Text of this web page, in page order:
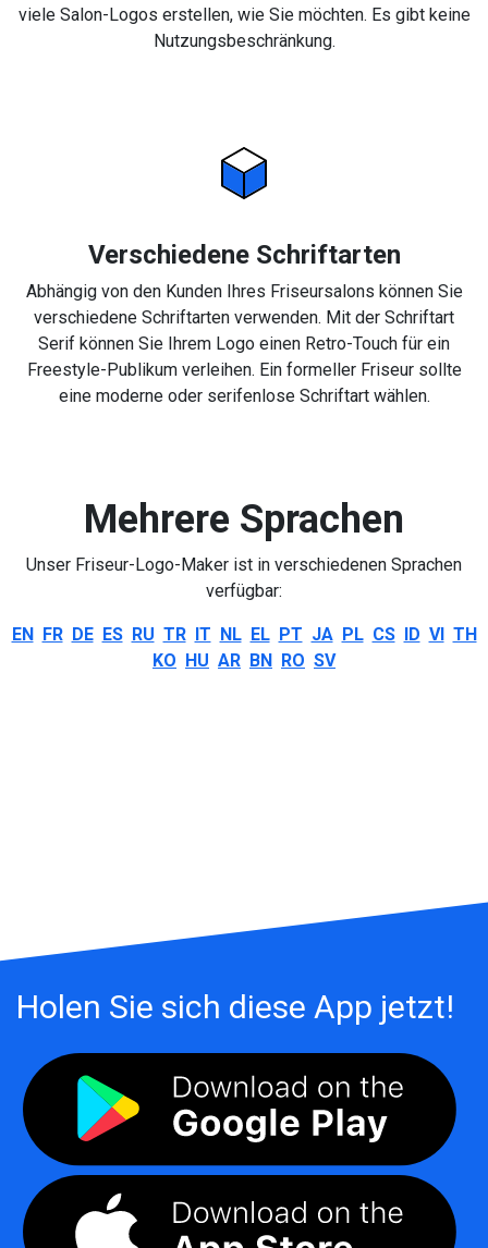
viele Salon-Logos erstellen, wie Sie möchten. Es gibt keine
Nutzungsbeschränkung.
Verschiedene Schriftarten
Abhängig von den Kunden Ihres Friseursalons können Sie
verschiedene Schriftarten verwenden. Mit der Schriftart
Serif können Sie Ihrem Logo einen Retro-Touch für ein
Freestyle-Publikum verleihen. Ein formeller Friseur sollte
eine moderne oder serifenlose Schriftart wählen.
Mehrere Sprachen
Unser Friseur-Logo-Maker ist in verschiedenen Sprachen
verfügbar:
EN FR DE ES RU TR IT NL EL PT JA PL CS ID VI TH
KO HU AR BN RO SV
Holen Sie sich diese App jetzt!